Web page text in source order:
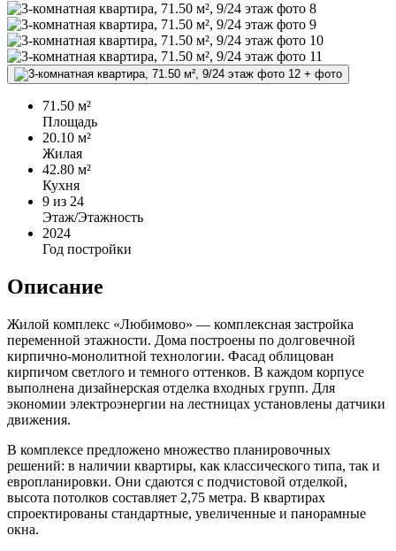
+ фото
71.50 м²
Площадь
20.10 м²
Жилая
42.80 м²
Кухня
9 из 24
Этаж/Этажность
2024
Год постройки
Описание
Жилой комплекс «Любимово» — комплексная застройка
переменной этажности. Дома построены по долговечной
кирпично-монолитной технологии. Фасад облицован
кирпичом светлого и темного оттенков. В каждом корпусе
выполнена дизайнерская отделка входных групп. Для
экономии электроэнергии на лестницах установлены датчики
движения.
В комплексе предложено множество планировочных
решений: в наличии квартиры, как классического типа, так и
европланировки. Они сдаются с подчистовой отделкой,
высота потолков составляет 2,75 метра. В квартирах
спроектированы стандартные, увеличенные и панорамные
окна.